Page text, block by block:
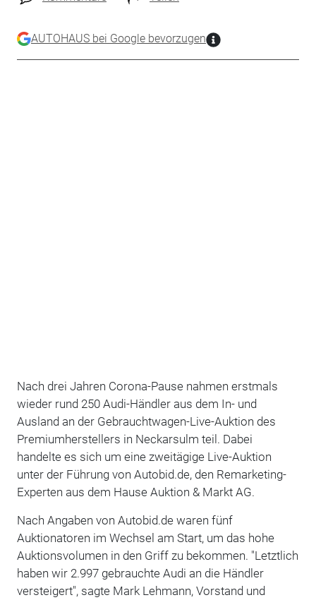
AUTOHAUS bei Google bevorzugen
Nach drei Jahren Corona-Pause nahmen erstmals
wieder rund 250 Audi-Händler aus dem In- und
Ausland an der Gebrauchtwagen-Live-Auktion des
Premiumherstellers in Neckarsulm teil. Dabei
handelte es sich um eine zweitägige Live-Auktion
unter der Führung von Autobid.de, den Remarketing-
Experten aus dem Hause Auktion & Markt AG.
Nach Angaben von Autobid.de waren fünf
Auktionatoren im Wechsel am Start, um das hohe
Auktionsvolumen in den Griff zu bekommen. "Letztlich
haben wir 2.997 gebrauchte Audi an die Händler
versteigert", sagte Mark Lehmann, Vorstand und